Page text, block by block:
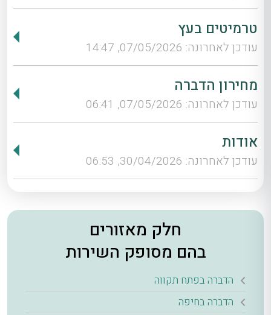
טרמיטים בעץ
עודכן לאחרונה: 07/05/2026, 14:47
מחירון הדברה
עודכן לאחרונה: 07/05/2026, 06:41
אודות
עודכן לאחרונה: 30/04/2026, 06:53
חלק מאזורים
בהם מסופק השירות
הדברה בפתח תקווה
הדברה בחיפה